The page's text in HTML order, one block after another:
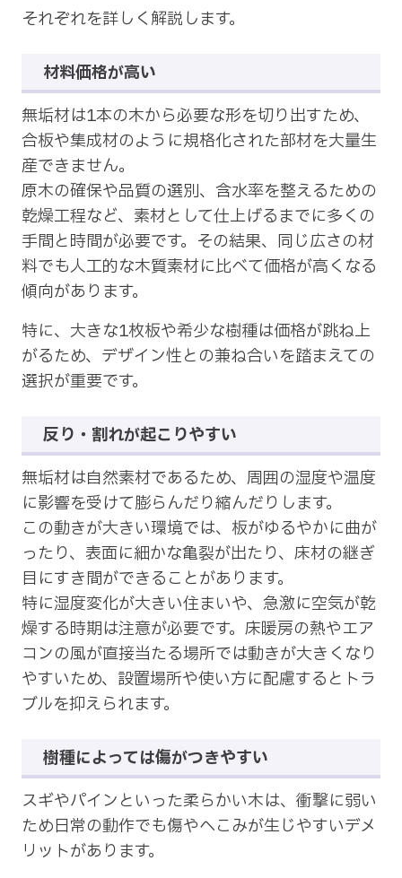
それぞれを詳しく解説します。
材料価格が高い
無垢材は1本の木から必要な形を切り出すため、
合板や集成材のように規格化された部材を大量生
産できません。
原木の確保や品質の選別、含水率を整えるための
乾燥工程など、素材として仕上げるまでに多くの
手間と時間が必要です。その結果、同じ広さの材
料でも人工的な木質素材に比べて価格が高くなる
傾向があります。
特に、大きな1枚板や希少な樹種は価格が跳ね上
がるため、デザイン性との兼ね合いを踏まえての
選択が重要です。
反り・割れが起こりやすい
無垢材は自然素材であるため、周囲の湿度や温度
に影響を受けて膨らんだり縮んだりします。
この動きが大きい環境では、板がゆるやかに曲が
ったり、表面に細かな亀裂が出たり、床材の継ぎ
目にすき間ができることがあります。
特に湿度変化が大きい住まいや、急激に空気が乾
燥する時期は注意が必要です。床暖房の熱やエア
コンの風が直接当たる場所では動きが大きくなり
やすいため、設置場所や使い方に配慮するとトラ
ブルを抑えられます。
樹種によっては傷がつきやすい
スギやパインといった柔らかい木は、衝撃に弱い
ため日常の動作でも傷やへこみが生じやすいデメ
リットがあります。